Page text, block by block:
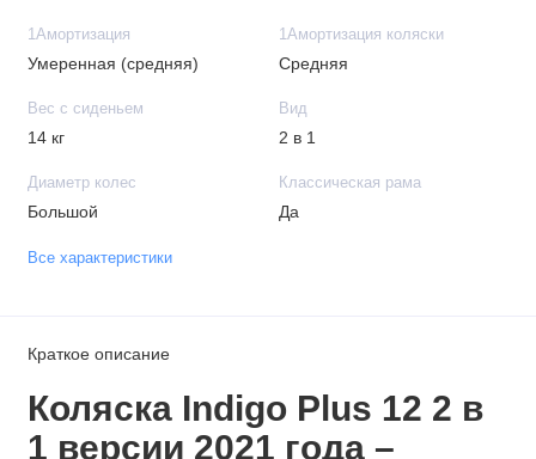
1Амортизация
Умеренная (средняя)
1Амортизация коляски
Средняя
Вес с сиденьем
14 кг
Вид
2 в 1
Диаметр колес
Большой
Классическая рама
Да
Все характеристики
Краткое описание
Коляска Indigo Plus 12 2 в
1 версии 2021 года –